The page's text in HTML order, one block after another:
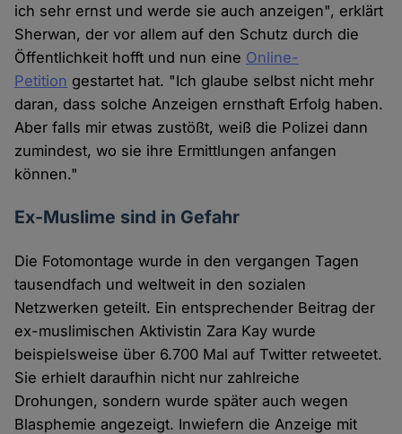
ich sehr ernst und werde sie auch anzeigen", erklärt
Sherwan, der vor allem auf den Schutz durch die
Öffentlichkeit hofft und nun eine Online-
Petition gestartet hat. "Ich glaube selbst nicht mehr
daran, dass solche Anzeigen ernsthaft Erfolg haben.
Aber falls mir etwas zustößt, weiß die Polizei dann
zumindest, wo sie ihre Ermittlungen anfangen
können."
Ex-Muslime sind in Gefahr
Die Fotomontage wurde in den vergangen Tagen
tausendfach und weltweit in den sozialen
Netzwerken geteilt. Ein entsprechender Beitrag der
ex-muslimischen Aktivistin Zara Kay wurde
beispielsweise über 6.700 Mal auf Twitter retweetet.
Sie erhielt daraufhin nicht nur zahlreiche
Drohungen, sondern wurde später auch wegen
Blasphemie angezeigt. Inwiefern die Anzeige mit